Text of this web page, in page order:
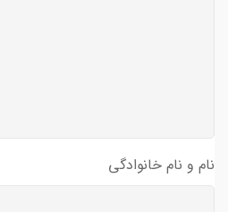
نام و نام خانوادگی